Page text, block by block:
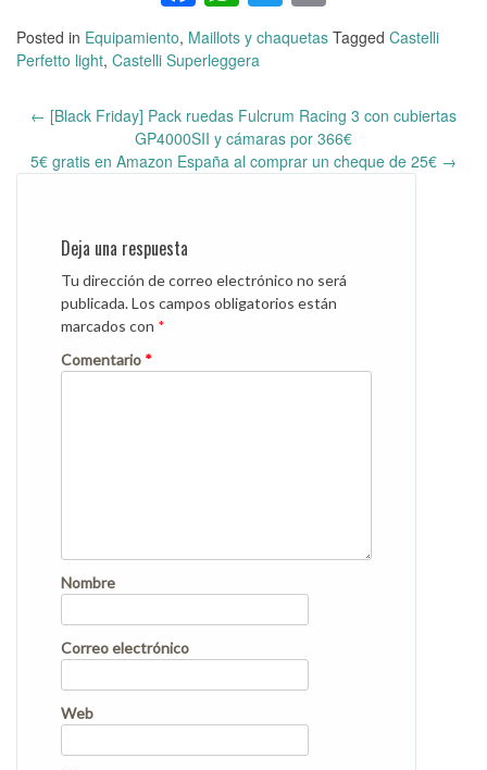
Posted in Equipamiento, Maillots y chaquetas Tagged Castelli
Perfetto light, Castelli Superleggera
navigation
← [Black Friday] Pack ruedas Fulcrum Racing 3 con cubiertas
GP4000SII y cámaras por 366€
5€ gratis en Amazon España al comprar un cheque de 25€ →
Deja una respuesta
Tu dirección de correo electrónico no será
publicada.Los campos obligatorios están
marcados con *
Comentario *
Nombre
Correo electrónico
Web